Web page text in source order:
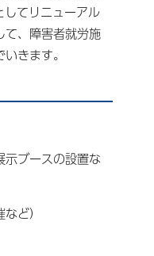
てリニューアル
て、障害者就労施
きます。
示ブースの設置な
ど）